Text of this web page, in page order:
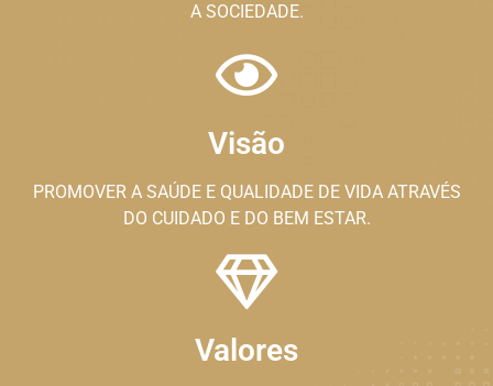
A SOCIEDADE.
Visão
PROMOVER A SAÚDE E QUALIDADE DE VIDA ATRAVÉS
DO CUIDADO E DO BEM ESTAR.
Valores